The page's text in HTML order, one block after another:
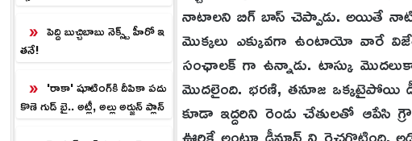
పెద్ది బుచ్చిబాబు నెక్స్ట్ హీరో ఇ
తనే!
'రాకా' షూటింగ్‌కి దీపికా పదు
కొణె గుడ్ బై.. అట్లీ, అల్లు అర్జున్ ప్లాన్
నాటాలని బిగ్ బాస్ చెప్పాడు. అయితే నాటిన
మొక్కలు ఎక్కువగా ఉంటాయో వారే
సంఛాలక్ గా ఉన్నాడు. టాస్కు
మొదలైంది. భరణి, తనూజ ఒక్కటైపోయి
కూడా ఇద్దరిని రెండు చేతులతో ఆపేసి